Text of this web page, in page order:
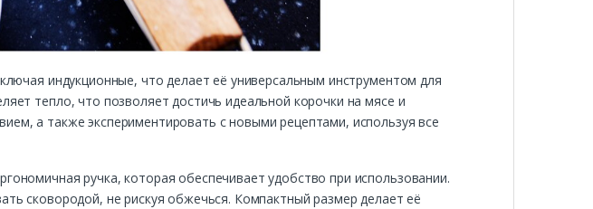
индукционные, что делает её универсальным инструментом для
тепло, что позволяет достичь идеальной корочки на мясе и
а также экспериментировать с новыми рецептами, используя все
ручка, которая обеспечивает удобство при использовании.
сковородой, не рискуя обжечься. Компактный размер делает её